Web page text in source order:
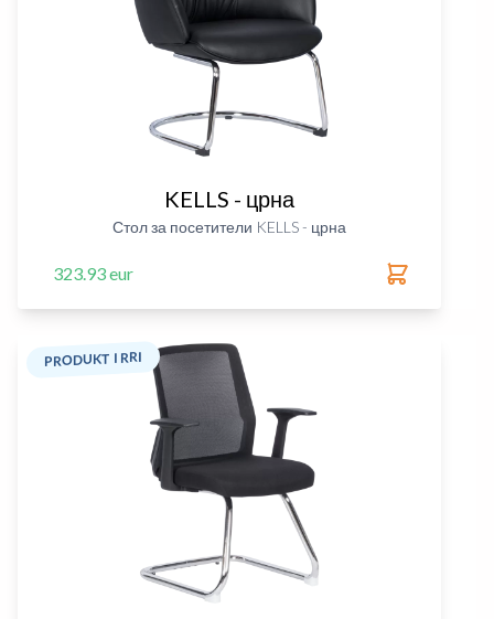
KELLS - црна
Стол за посетители KELLS - црна
323.93 eur
PRODUKT I RRI